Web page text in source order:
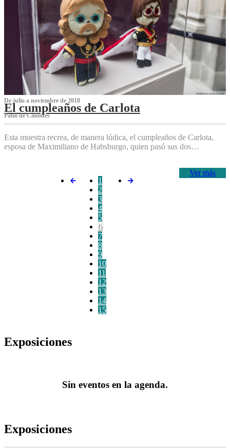
De julio a noviembre de 2018
El cumpleaños de Carlota
Patio de Cañones
Esta muestra recrea, de manera lúdica, el cumpleaños de Carlota,
esposa de Maximiliano de Habsburgo, quien pasó sus dos…
Ver más
1
2
3
4
5
6
7
8
9
10
11
12
13
14
15
Exposiciones
Sin eventos en la agenda.
Exposiciones